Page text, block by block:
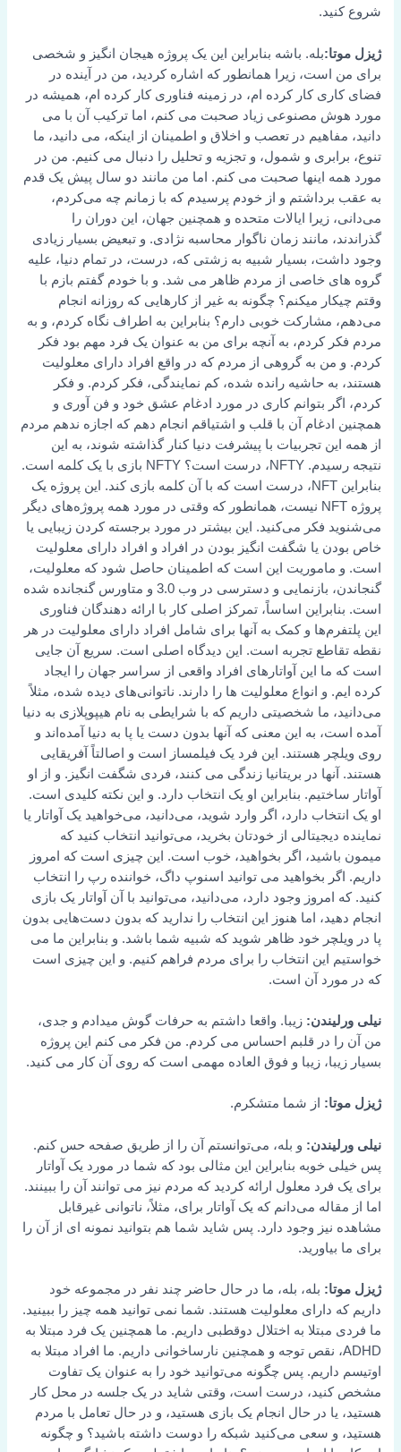
شروع کنید.
ژیزل موتا:بله. باشه بنابراین این یک پروژه هیجان انگیز و شخصی
برای من است، زیرا همانطور که اشاره کردید، من در آینده در
فضای کاری کار کرده ام، در زمینه فناوری کار کرده ام، همیشه در
مورد هوش مصنوعی زیاد صحبت می کنم، اما ترکیب آن با می
دانید، مفاهیم در تعصب و اخلاق و اطمینان از اینکه، می دانید، ما
تنوع، برابری و شمول، و تجزیه و تحلیل را دنبال می کنیم. من در
مورد همه اینها صحبت می کنم. اما من مانند دو سال پیش یک قدم
به عقب برداشتم و از خودم پرسیدم که با زمانم چه می‌کردم،
می‌دانی، زیرا ایالات متحده و همچنین جهان، این دوران را
گذراندند، مانند زمان ناگوار محاسبه نژادی. و تبعیض بسیار زیادی
وجود داشت، بسیار شبیه به زشتی که، درست، در تمام دنیا، علیه
گروه های خاصی از مردم ظاهر می شد. و با خودم گفتم بازم با
وقتم چیکار میکنم؟ چگونه به غیر از کارهایی که روزانه انجام
می‌دهم، مشارکت خوبی دارم؟ بنابراین به اطراف نگاه کردم، و به
مردم فکر کردم، به آنچه برای من به عنوان یک فرد مهم بود فکر
کردم. و من به گروهی از مردم که در واقع افراد دارای معلولیت
هستند، به حاشیه رانده شده، کم نمایندگی، فکر کردم. و فکر
کردم، اگر بتوانم کاری در مورد ادغام عشق خود و فن آوری و
همچنین ادغام آن با قلب و اشتیاقم انجام دهم که اجازه ندهم مردم
از همه این تجربیات با پیشرفت دنیا کنار گذاشته شوند، به این
نتیجه رسیدم. NFTY، درست است؟ NFTY بازی با یک کلمه است.
بنابراین NFT، درست است که با آن کلمه بازی کند. این پروژه یک
پروژه NFT نیست، همانطور که وقتی در مورد همه پروژه‌های دیگر
می‌شنوید فکر می‌کنید. این بیشتر در مورد برجسته کردن زیبایی یا
خاص بودن یا شگفت انگیز بودن در افراد و افراد دارای معلولیت
است. و ماموریت این است که اطمینان حاصل شود که معلولیت،
گنجاندن، بازنمایی و دسترسی در وب 3.0 و متاورس گنجانده شده
است. بنابراین اساساً، تمرکز اصلی کار با ارائه دهندگان فناوری
این پلتفرم‌ها و کمک به آنها برای شامل افراد دارای معلولیت در هر
نقطه تقاطع تجربه است. این دیدگاه اصلی است. سریع آن جایی
است که ما این آواتارهای افراد واقعی از سراسر جهان را ایجاد
کرده ایم. و انواع معلولیت ها را دارند. ناتوانی‌های دیده شده، مثلاً
می‌دانید، ما شخصیتی داریم که با شرایطی به نام هیپوپلازی به دنیا
آمده است، به این معنی که آنها بدون دست یا پا به دنیا آمده‌اند و
روی ویلچر هستند. این فرد یک فیلمساز است و اصالتاً آفریقایی
هستند. آنها در بریتانیا زندگی می کنند، فردی شگفت انگیز. و از او
آواتار ساختیم. بنابراین او یک انتخاب دارد. و این نکته کلیدی است.
او یک انتخاب دارد، اگر وارد شوید، می‌دانید، می‌خواهید یک آواتار یا
نماینده دیجیتالی از خودتان بخرید، می‌توانید انتخاب کنید که
میمون باشید، اگر بخواهید، خوب است. این چیزی است که امروز
داریم. اگر بخواهید می توانید اسنوپ داگ، خواننده رپ را انتخاب
کنید. که امروز وجود دارد، می‌دانید، می‌توانید با آن آواتار یک بازی
انجام دهید، اما هنوز این انتخاب را ندارید که بدون دست‌هایی بدون
پا در ویلچر خود ظاهر شوید که شبیه شما باشد. و بنابراین ما می
خواستیم این انتخاب را برای مردم فراهم کنیم. و این چیزی است
که در مورد آن است.
نیلی ورلیندن: زیبا. واقعا داشتم به حرفات گوش میدادم و جدی،
من آن را در قلبم احساس می کردم. من فکر می کنم این پروژه
بسیار زیبا، زیبا و فوق العاده مهمی است که روی آن کار می کنید.
ژیزل موتا: از شما متشکرم.
نیلی ورلیندن: و بله، می‌توانستم آن را از طریق صفحه حس کنم.
پس خیلی خوبه بنابراین این مثالی بود که شما در مورد یک آواتار
برای یک فرد معلول ارائه کردید که مردم نیز می توانند آن را ببینند.
اما از مقاله می‌دانم که یک آواتار برای، مثلاً، ناتوانی غیرقابل
مشاهده نیز وجود دارد. پس شاید شما هم بتوانید نمونه ای از آن را
برای ما بیاورید.
ژیزل موتا: بله، بله، ما در حال حاضر چند نفر در مجموعه خود
داریم که دارای معلولیت هستند. شما نمی توانید همه چیز را ببینید.
ما فردی مبتلا به اختلال دوقطبی داریم. ما همچنین یک فرد مبتلا به
ADHD، نقص توجه و همچنین نارساخوانی داریم. ما افراد مبتلا به
اوتیسم داریم. پس چگونه می‌توانید خود را به عنوان یک تفاوت
مشخص کنید، درست است، وقتی شاید در یک جلسه در محل کار
هستید، یا در حال انجام یک بازی هستید، و در حال تعامل با مردم
هستید، و سعی می‌کنید شبکه را دوست داشته باشید؟ و چگونه